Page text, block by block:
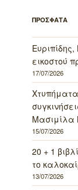
ΠΡΟΣΦΑΤΑ
εικοστού
17/07/2026
Μασιμίλα
15/07/2026
20 + 1
το
13/07/2026